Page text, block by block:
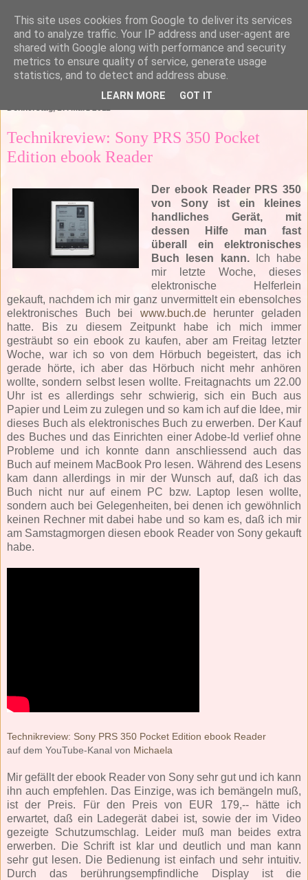
Donnerstag, 17. März 2011
Technikreview: Sony PRS 350 Pocket
Edition ebook Reader
Der ebook Reader PRS 350
von Sony ist ein kleines
handliches Gerät, mit
dessen Hilfe man fast
überall ein elektronisches
Buch lesen kann.Ich habe
mir letzte Woche, dieses
elektronische Helferlein
gekauft, nachdem ich mir ganz unvermittelt ein ebensolches
elektronisches Buch bei www.buch.deherunter geladen
hatte. Bis zu diesem Zeitpunkt habe ich mich immer
gesträubt so ein ebook zu kaufen, aber am Freitag letzter
Woche, war ich so von dem Hörbuch begeistert, das ich
gerade hörte, ich aber das Hörbuch nicht mehr anhören
wollte, sondern selbst lesen wollte. Freitagnachts um 22.00
Uhr ist es allerdings sehr schwierig, sich ein Buch aus
Papier und Leim zu zulegen und so kam ich auf die Idee, mir
dieses Buch als elektronisches Buch zu erwerben. Der Kauf
des Buches und das Einrichten einer Adobe-Id verlief ohne
Probleme und ich konnte dann anschliessend auch das
Buch auf meinem MacBook Pro lesen. Während des Lesens
kam dann allerdings in mir der Wunsch auf, daß ich das
Buch nicht nur auf einem PC bzw. Laptop lesen wollte,
sondern auch bei Gelegenheiten, bei denen ich gewöhnlich
keinen Rechner mit dabei habe und so kam es, daß ich mir
am Samstagmorgen diesen ebook Reader von Sony gekauft
habe.
Technikreview: Sony PRS 350 Pocket Edition ebook Reader
auf dem YouTube-Kanal von Michaela
Mir gefällt der ebook Reader von Sony sehr gut und ich kann
ihn auch empfehlen. Das Einzige, was ich bemängeln muß,
ist der Preis. Für den Preis von EUR 179,-- hätte ich
erwartet, daß ein Ladegerät dabei ist, sowie der im Video
gezeigte Schutzumschlag. Leider muß man beides extra
erwerben. Die Schrift ist klar und deutlich und man kann
sehr gut lesen. Die Bedienung ist einfach und sehr intuitiv.
Durch das berührungsempfindliche Display ist die
This site uses cookies from Google to deliver its services
and to analyze traffic. Your IP address and user-agent are
shared with Google along with performance and security
metrics to ensure quality of service, generate usage
statistics, and to detect and address abuse.
LEARN MORE GOT IT